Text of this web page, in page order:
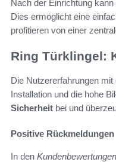
Nach der Einrichtung kann
Dies ermöglicht eine
profitieren von einer
Ring Türklingel:
Die Nutzererfahrungen
Installation und die hohe
Sicherheit bei und
Positive Rückmeldungen
In den Kundenbewertungen